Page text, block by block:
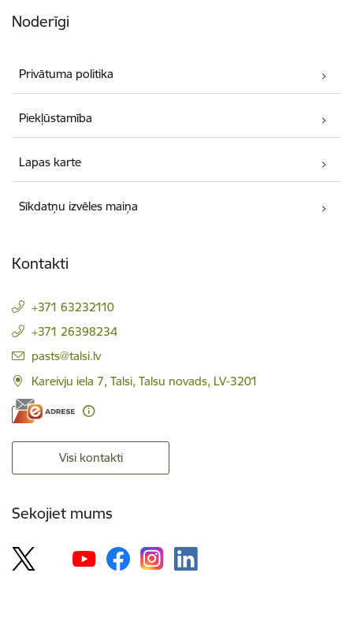
Noderīgi
Privātuma politika
Piekļūstamība
Lapas karte
Sīkdatņu izvēles maiņa
Kontakti
+371 63232110
+371 26398234
E-pasts:
pasts@talsi.lv
Kareivju iela 7, Talsi, Talsu novads, LV-3201
Visi kontakti
Sekojiet mums